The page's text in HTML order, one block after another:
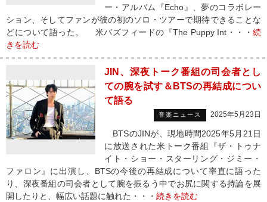
ー・アルバム『Echo』、夢のコラボレー
ション、そしてファンが彼の初のソロ・ツアーで期待できることな
どについて語った。 米バズフィードの『The Puppy Int・・・ 続
きを読む
JIN、深夜トーク番組の司会者とし
ての腕を試す＆BTSの再結成につい
て語る
音楽ニュース 2025年5月23日
BTSのJINが、現地時間2025年5月21日
に放送された米トーク番組『ザ・トゥナ
イト・ショー・スターリング・ジミー・
ファロン』に出演し、BTSの今後の再結成について率直に語った
り、深夜番組の司会者として腕を振るう中でお尻に関する持論を展
開したりと、幅広い話題に触れた・・・ 続きを読む